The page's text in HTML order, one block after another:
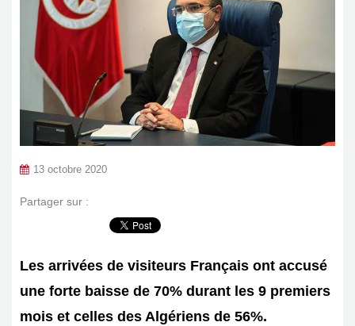
13 octobre 2020
Partager sur :
Les arrivées de visiteurs Français ont accusé
une forte baisse de 70% durant les 9 premiers
mois et celles des Algériens de 56%.